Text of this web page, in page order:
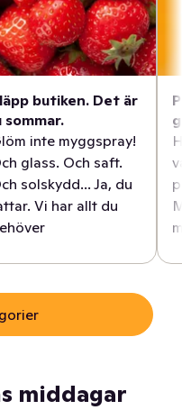
butiken. Det är
sommar.
inte myggspray!
glass. Och saft.
solskydd... Ja, du
Vi har allt du
middagar